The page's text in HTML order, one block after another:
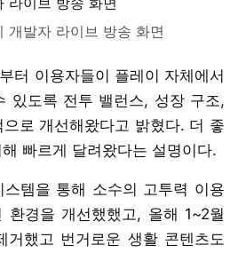
개발자 라이브 방송 화면
터 이용자들이 플레이 자체에서
있도록 전투 밸런스, 성장 구조,
로 개선해왔다고 밝혔다. 더 좋
빠르게 달려왔다는 설명이다.
템을 통해 소수의 고투력 이용
환경을 개선했했고, 올해 1~2월
거했고 번거로운 생활 콘텐츠도